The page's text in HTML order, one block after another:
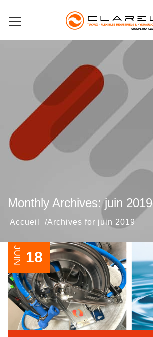
Monthly Archives: juin 2019
Archives for juin 2019
18
JUIN